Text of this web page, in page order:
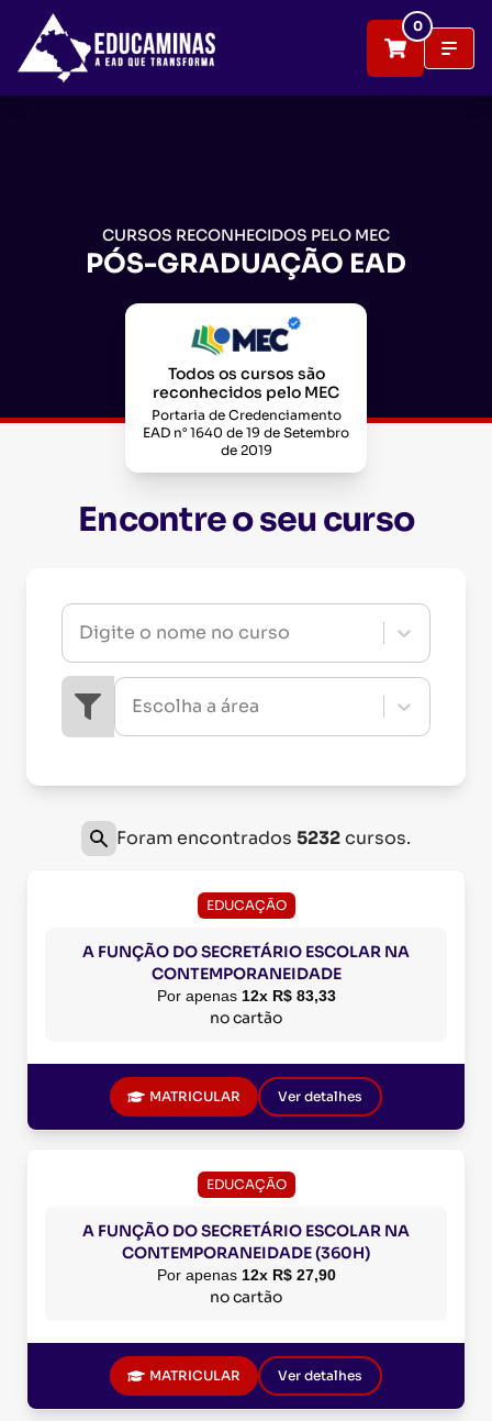
0
CURSOS RECONHECIDOS PELO MEC
PÓS-GRADUAÇÃO EAD
Todos os cursos são
reconhecidos pelo MEC
Portaria de Credenciamento
EAD n° 1640 de 19 de Setembro
de 2019
Encontre o seu curso
Digite o nome no curso
Escolha a área
Foram encontrados 5232cursos.
EDUCAÇÃO
A FUNÇÃO DO SECRETÁRIO ESCOLAR NA
CONTEMPORANEIDADE
Por apenas 12x R$ 83,33
no cartão
MATRICULAR Ver detalhes
EDUCAÇÃO
A FUNÇÃO DO SECRETÁRIO ESCOLAR NA
CONTEMPORANEIDADE (360H)
Por apenas 12x R$ 27,90
no cartão
MATRICULAR Ver detalhes